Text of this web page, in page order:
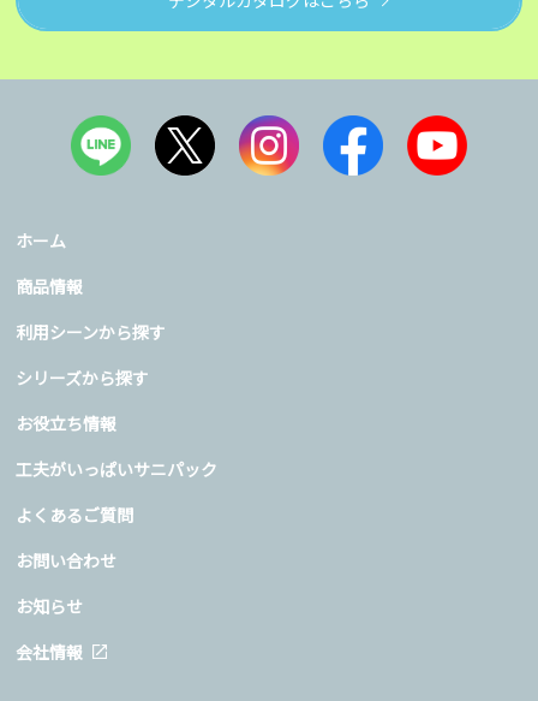
ホーム
商品情報
利用シーンから探す
シリーズから探す
お役立ち情報
工夫がいっぱいサニパック
よくあるご質問
お問い合わせ
お知らせ
会社情報